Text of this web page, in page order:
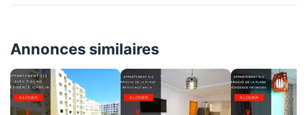
Annonces similaires